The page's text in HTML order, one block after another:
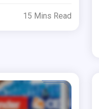
15 Mins Read